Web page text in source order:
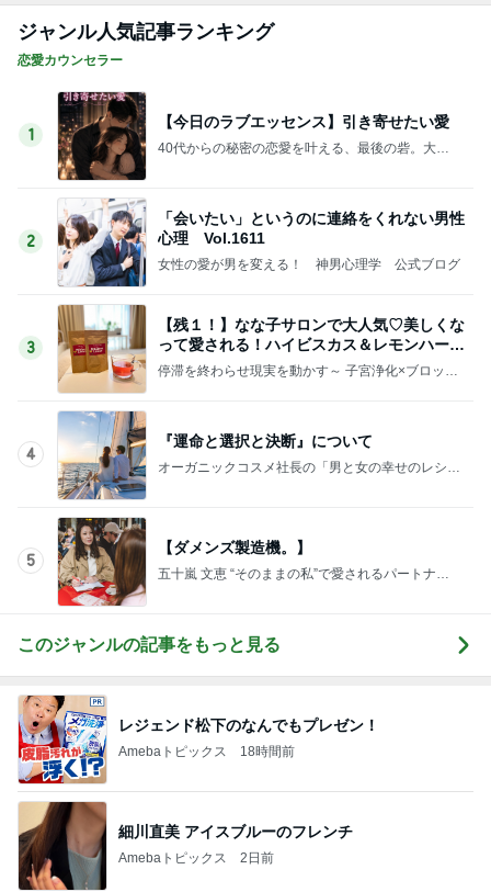
ジャンル人気記事ランキング
恋愛カウンセラー
1
【今日のラブエッセンス】引き寄せたい愛
40代からの秘密の恋愛を叶える、最後の砦。大人
2
「会いたい」というのに連絡をくれない男性
心理 Vol.1611
女性の愛が男を変える！ 神男心理学 公式ブログ
3
【残１！】なな子サロンで大人気♡美しくな
って愛される！ハイビスカス＆レモンハーブ
ティー
停滞を終わらせ現実を動かす～ 子宮浄化×ブロック
4
『運命と選択と決断』について
オーガニックコスメ社長の「男と女の幸せのレシ
5
【ダメンズ製造機。】
五十嵐 文恵 “そのままの私”で愛されるパートナー
このジャンルの記事をもっと見る
レジェンド松下のなんでもプレゼン！
Amebaトピックス 18時間前
細川直美 アイスブルーのフレンチ
Amebaトピックス 2日前